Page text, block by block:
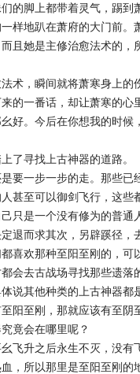
的脚上都带着灵气，踢到
样地趴在萧府的大门前
且她是主修治愈法术的
术，瞬间就将萧寒身上
的一番话，却让萧寒的
好。今后在你想我的时
了寻找上古神器的道路。
要一步一步的走。那些
甚至可以御剑飞行，这些
只是一个没有修为的普
退而求其次，另辟蹊径，
喜欢那种至阳至刚的，
会去古战场寻找那些遗
说其他种类的上古神器都
阳至刚，那就应该有至
竟会在哪里呢？
飞升之后永生不灭，没
，所以那里是至阳至刚的